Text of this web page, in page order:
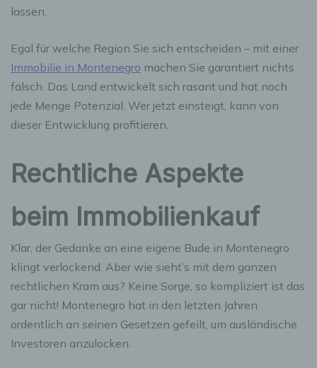
lassen.
Egal für welche Region Sie sich entscheiden – mit einer
Immobilie in Montenegro machen Sie garantiert nichts
falsch. Das Land entwickelt sich rasant und hat noch
jede Menge Potenzial. Wer jetzt einsteigt, kann von
dieser Entwicklung profitieren.
Rechtliche Aspekte
beim Immobilienkauf
Klar, der Gedanke an eine eigene Bude in Montenegro
klingt verlockend. Aber wie sieht’s mit dem ganzen
rechtlichen Kram aus? Keine Sorge, so kompliziert ist das
gar nicht! Montenegro hat in den letzten Jahren
ordentlich an seinen Gesetzen gefeilt, um ausländische
Investoren anzulocken.